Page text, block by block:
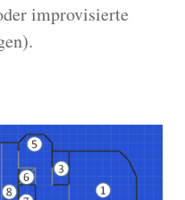
improvisierte